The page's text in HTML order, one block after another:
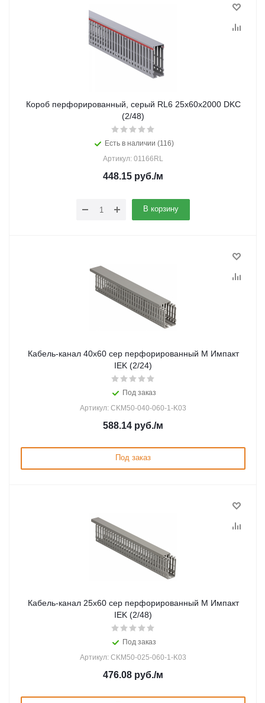
Короб перфорированный, серый RL6 25х60х2000 DKC
(2/48)
Есть в наличии (116)
Артикул: 01166RL
448.15 руб./м
В корзину
Кабель-канал 40х60 сер перфорированный М Импакт
IEK (2/24)
Под заказ
Артикул: CKM50-040-060-1-K03
588.14 руб./м
Под заказ
Кабель-канал 25х60 сер перфорированный М Импакт
IEK (2/48)
Под заказ
Артикул: CKM50-025-060-1-K03
476.08 руб./м